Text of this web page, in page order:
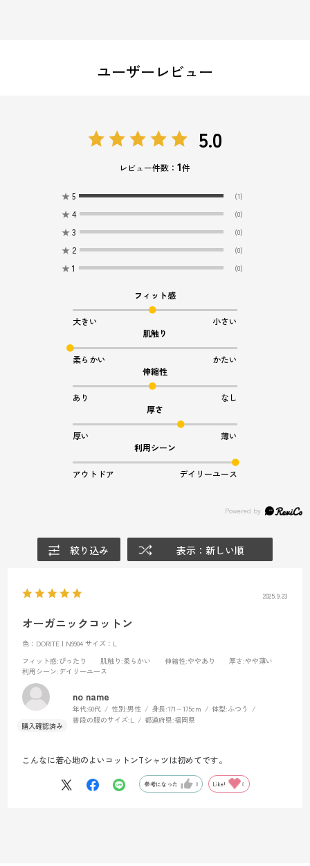
ユーザーレビュー
5.0
レビュー件数：1件
★ 5 (1)
★ 4 (0)
★ 3 (0)
★ 2 (0)
★ 1 (0)
フィット感
大きい
小さい
肌触り
柔らかい
かたい
伸縮性
あり
なし
厚さ
厚い
薄い
利用シーン
アウトドア デイリーユース
絞り込み 表示：新しい順
2025.9.23
オーガニックコットン
色：DORITE | N9904 サイズ：L
フィット感:ぴったり 肌触り :柔らかい 伸縮性:ややあり 厚さ:やや薄い
利用シーン:デイリーユース
no name
年代:60代 性別:男性 身長:171～175cm 体型:ふつう
普段の服のサイズ:L 都道府県:福岡県
こんなに着心地のよいコットンTシャツは初めてです。
参考になった 0 Like! 0